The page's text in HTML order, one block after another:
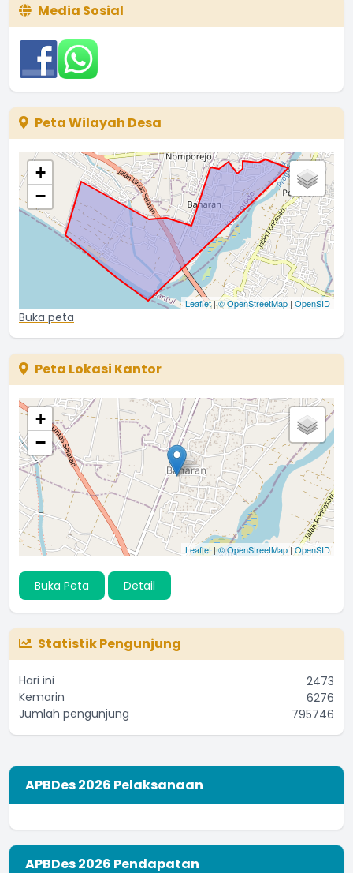
Media Sosial
Peta Wilayah Desa
+
−
Leaflet|© OpenStreetMap | OpenSID
Buka peta
Peta Lokasi Kantor
+
−
Leaflet|© OpenStreetMap| OpenSID
Buka Peta Detail
Statistik Pengunjung
Hari ini
2473
Kemarin
6276
Jumlah pengunjung
795746
APBDes 2026 Pelaksanaan
APBDes 2026 Pendapatan